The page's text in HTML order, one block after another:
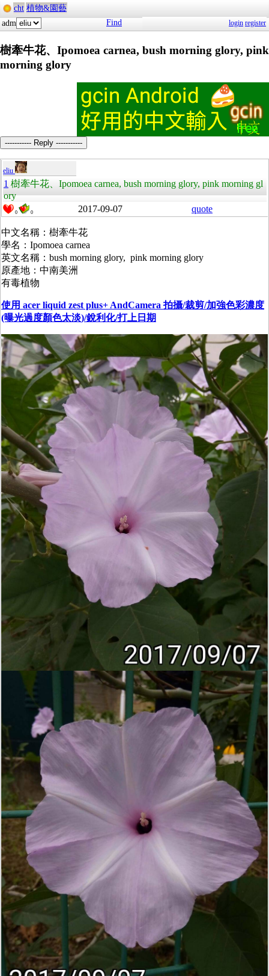
cht 植物&園藝
adm
Find login register
樹牽牛花、Ipomoea carnea, bush morning glory, pink
morning glory
----------- Reply -----------
eliu
1 樹牽牛花、Ipomoea carnea, bush morning glory, pink morning gl
ory
0 0 2017-09-07 quote
中文名稱：樹牽牛花
學名：Ipomoea carnea
英文名稱：bush morning glory, pink morning glory
原產地：中南美洲
有毒植物
使用 acer liquid zest plus+ AndCamera 拍攝/裁剪/加強色彩濃度
(曝光過度顏色太淡)/銳利化/打上日期